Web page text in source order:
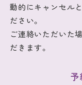
動的にキャンセル
ださい。
ご連絡いただいた
だきます。
予